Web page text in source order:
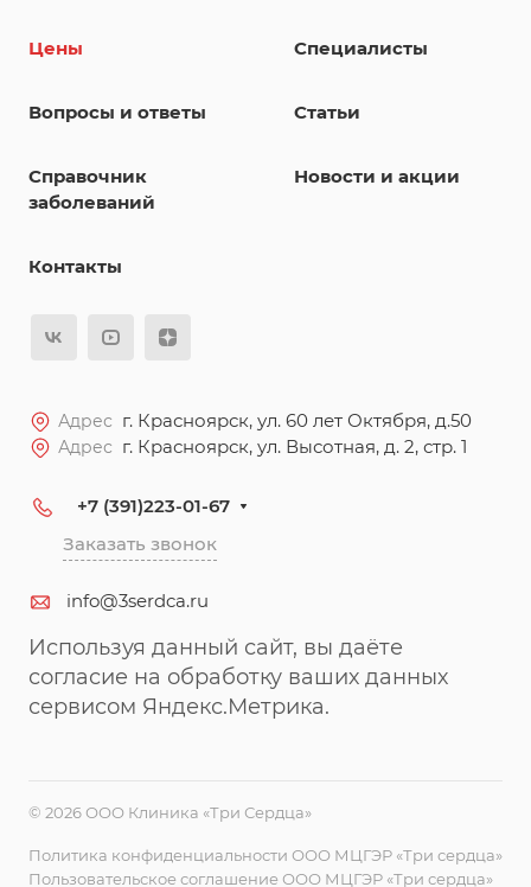
Цены Специалисты
Вопросы и ответы Статьи
Справочник
заболеваний
Новости и акции
Контакты
Адрес г. Красноярск, ул. 60 лет Октября, д.50
Адрес г. Красноярск, ул. Высотная, д. 2, стр. 1
+7 (391)223-01-67
Заказать звонок
info@3serdca.ru
Используя данный сайт, вы даёте
согласие на обработку ваших данных
сервисом Яндекс.Метрика.
© 2026 ООО Клиника «Три Сердца»
Политика конфиденциальности ООО МЦГЭР «Три сердца»
Пользовательское соглашение ООО МЦГЭР «Три сердца»